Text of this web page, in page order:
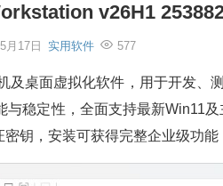
v26H1
月17日 实用软件 577
及桌面虚拟化软件，用于开发、
稳定性，全面支持最新Win11
钥，安装可获得完整企业级功能